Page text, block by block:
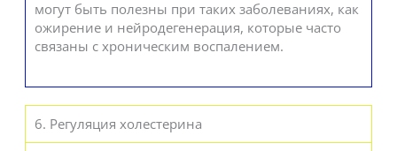
могут быть полезны при таких заболеваниях, как
ожирение и нейродегенерация, которые часто
связаны с хроническим воспалением.
6. Регуляция холестерина